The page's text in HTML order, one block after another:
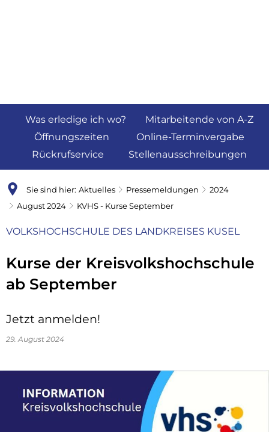
Was erledige ich wo?
Mitarbeitende von A-Z
Öffnungszeiten
Online-Terminvergabe
Rückrufservice
Stellenausschreibungen
Sie sind hier: Aktuelles Pressemeldungen
2024
August 2024
KVHS - Kurse September
VOLKSHOCHSCHULE DES LANDKREISES KUSEL
Kurse der Kreisvolkshochschule
ab September
Jetzt anmelden!
29. August 2024